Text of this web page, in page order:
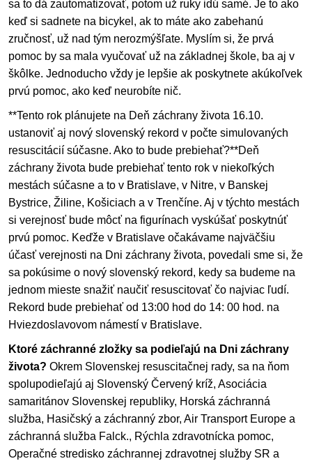
sa to dá zautomatizovať, potom už ruky idú samé. Je to ako
keď si sadnete na bicykel, ak to máte ako zabehanú
zručnosť, už nad tým nerozmýšľate. Myslím si, že prvá
pomoc by sa mala vyučovať už na základnej škole, ba aj v
škôlke. Jednoducho vždy je lepšie ak poskytnete akúkoľvek
prvú pomoc, ako keď neurobíte nič.
**Tento rok plánujete na Deň záchrany života 16.10.
ustanoviť aj nový slovenský rekord v počte simulovaných
resuscitácií súčasne. Ako to bude prebiehať?**Deň
záchrany života bude prebiehať tento rok v niekoľkých
mestách súčasne a to v Bratislave, v Nitre, v Banskej
Bystrice, Žiline, Košiciach a v Trenčíne. Aj v týchto mestách
si verejnosť bude môcť na figurínach vyskúšať poskytnúť
prvú pomoc. Keďže v Bratislave očakávame najväčšiu
účasť verejnosti na Dni záchrany života, povedali sme si, že
sa pokúsime o nový slovenský rekord, kedy sa budeme na
jednom mieste snažiť naučiť resuscitovať čo najviac ľudí.
Rekord bude prebiehať od 13:00 hod do 14: 00 hod. na
Hviezdoslavovom námestí v Bratislave.
Ktoré záchranné zložky sa podieľajú na Dni záchrany
života? Okrem Slovenskej resuscitačnej rady, sa na ňom
spolupodieľajú aj Slovenský Červený kríž, Asociácia
samaritánov Slovenskej republiky, Horská záchranná
služba, Hasičský a záchranný zbor, Air Transport Europe a
záchranná služba Falck., Rýchla zdravotnícka pomoc,
Operačné stredisko záchrannej zdravotnej služby SR a